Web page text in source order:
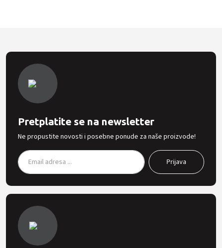
Pretplatite se na newsletter
Ne propustite novosti i posebne ponude za naše proizvode!